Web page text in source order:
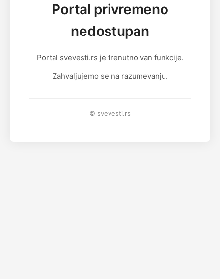
Portal privremeno
nedostupan
Portal svevesti.rs je trenutno van funkcije.
Zahvaljujemo se na razumevanju.
© svevesti.rs